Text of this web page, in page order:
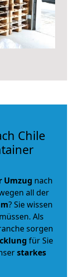
Chile
nach
all der
? Sie wissen
Als
sorgen
für Sie
starkes